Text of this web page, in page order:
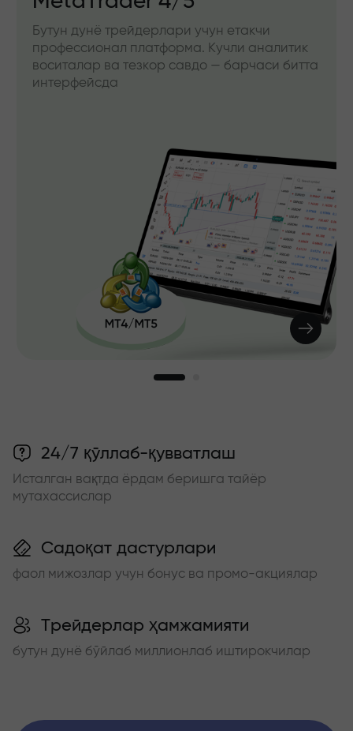
Бутун дунё трейдерлари учун етакчи
профессионал платформа. Кучли аналитик
воситалар ва тезкор савдо — барчаси битта
интерфейсда
24/7 қўллаб-қувватлаш
Исталган вақтда ёрдам беришга тайёр
мутахассислар
Садоқат дастурлари
фаол мижозлар учун бонус ва промо-акциялар
Трейдерлар ҳамжамияти
бутун дунё бўйлаб миллионлаб иштирокчилар